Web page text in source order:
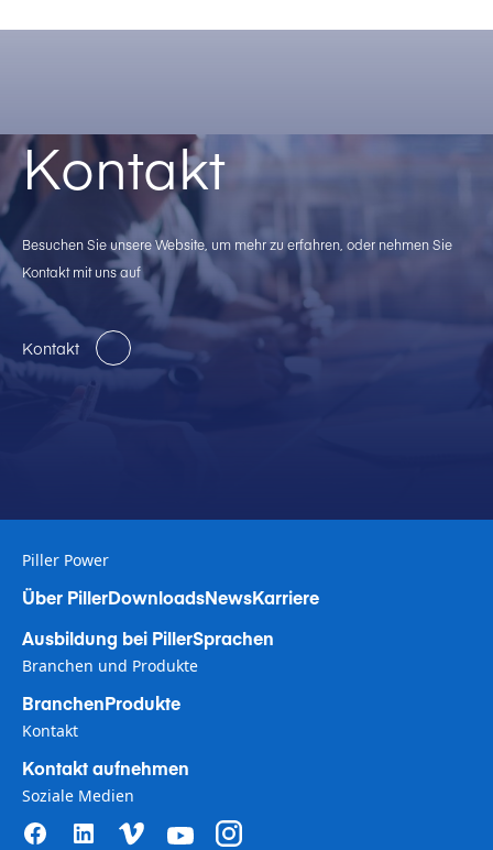
Kontakt
Besuchen Sie unsere Website, um mehr zu erfahren, oder nehmen Sie
Kontakt mit uns auf
Kontakt
Piller Power
Über PillerDownloadsNewsKarriere
Ausbildung bei PillerSprachen
Branchen und Produkte
BranchenProdukte
Kontakt
Kontakt aufnehmen
Soziale Medien